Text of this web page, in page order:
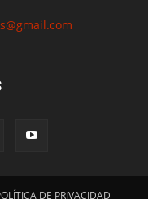
DE PRIVACIDAD